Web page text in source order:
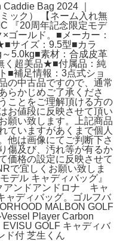
Bag 2024 ｜
ック） 【ネーム入れ無
『20周年記念限定モデ
ゴールド。■メーカー：
サイズ：9.5型■カラ
5.0kg■素材：合成皮革
く超美品★■付属品：純
■補足情報：3点式ショ
の中古品ですので、通常
らかじめご了承くださ
ことをご理解頂ける方の
お値段に反映させて頂い
願い致します。上記商品
ていますがあくまで個人
他は画像にてご判断下さ
傷及び、汚れ等が有るか
価格の設定に反映させて
で宜しくお願い致しま
デル キャディバッグ』
アンドアンドロナ キャ
ャディバッグ。ゴルフバ
MALBON GOLF
Player Carbon
GOLF キャディバ
ド付 芝生くん